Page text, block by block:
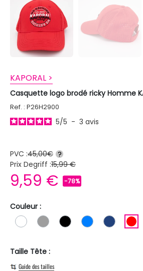
KAPORAL >
Casquette logo brodé ricky Homme
Ref. : P26H2900
5/5 - 3 avis
PVC :45,00€ ?
Prix Degriff :15,99 €
9,59 € -78%
Couleur :
BLANCGRIS NOIR BLEU BLEU
Taille Tête :
Guide des tailles